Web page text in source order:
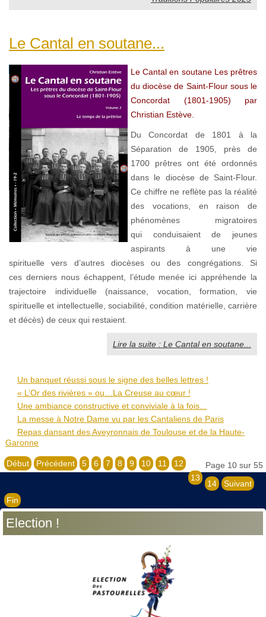
Le Cantal en soutane...
Le Cantal en soutane Les prêtres
du diocèse de Saint-Flour sous le
Concordat (1801-1905) par
Christian Estève.
Du Concordat de 1801 à la
Séparation de 1905, près de
1700 prêtres ont été ordonnés
dans le diocèse de Saint-Flour.
Ce chiffre ne reflète pas la réalité
des vocations, en raison de
phénomènes migratoires
qui conduisaient de jeunes
aspirants à une vie
spirituelle vers d’autres diocèses ou des congrégations. Si
ces derniers nous échappent, l’étude menée ici appréhende la
trajectoire individuelle (naissance, vocation, formation, vie
spirituelle et intellectuelle, sociabilité, condition matérielle, carrière
et décès) de ceux qui restaient.
Lire la suite : Le Cantal en soutane...
Un banquet réussi sous le signe des belles lettres !
« L’Or des rivières » ou…La Creuse au cœur !
Une ambiance constructive et conviviale à la fois...
La messe à Notre Dame vu par les Cantaliens de Paris
Repas dansant des Aveyronnais de Toulouse et de la Haute-
Garonne
Page 10 sur 55
Début Précédent 5 6 7 8 9 10 11
12
13
14
Suivant
Fin
Election !